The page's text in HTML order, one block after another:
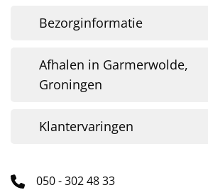
Bezorginformatie
Afhalen in Garmerwolde,
Groningen
Klantervaringen
050 - 302 48 33